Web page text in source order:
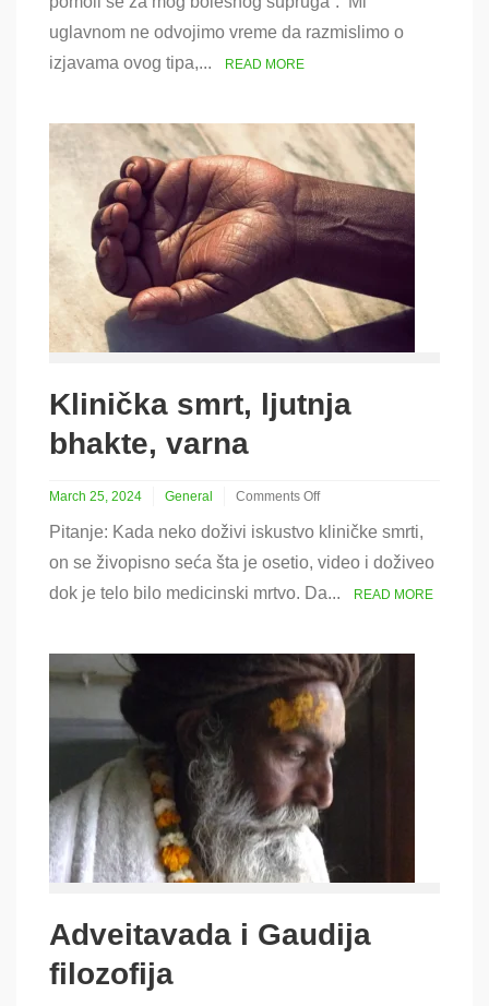
–
Najsaosećajnija
osoba
uglavnom ne odvojimo vreme da razmislimo o
izjavama ovog tipa,...
READ MORE
Klinička smrt, ljutnja
bhakte, varna
March 25, 2024 General
Comments Off
Klinička
smrt,
ljutnja
bhakte,
Pitanje: Kada neko doživi iskustvo kliničke smrti,
on se živopisno seća šta je osetio, video i doživeo
dok je telo bilo medicinski mrtvo. Da...
READ MORE
Adveitavada i Gaudija
filozofija